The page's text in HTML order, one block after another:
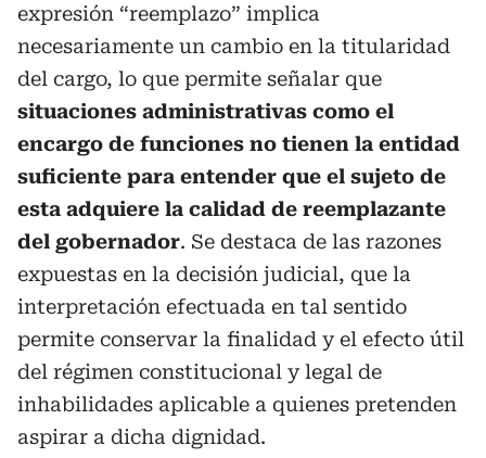
expresión “reemplazo” implica
necesariamente un cambio en la titularidad
del cargo, lo que permite señalar que
situaciones administrativas como el
encargo de funciones no tienen la entidad
suficiente para entender que el sujeto de
esta adquiere la calidad de reemplazante
del gobernador. Se destaca de las razones
expuestas en la decisión judicial, que la
interpretación efectuada en tal sentido
permite conservar la finalidad y el efecto útil
del régimen constitucional y legal de
inhabilidades aplicable a quienes pretenden
aspirar a dicha dignidad.